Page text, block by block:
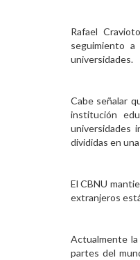
Rafael
seguimiento
universidades.
Cabe señalar
institución
universidades
divididas en
El CBNU
extranjeros
Actualmente
partes del